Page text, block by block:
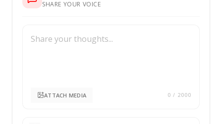
SHARE YOUR VOICE
ATTACH MEDIA 0 / 2000